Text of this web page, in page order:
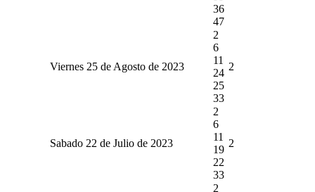
36
47
Viernes 25 de Agosto de 2023
2
6
11
24
25
33
2
Sabado 22 de Julio de 2023
2
6
11
19
22
33
2
2